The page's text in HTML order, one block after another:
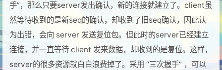
手”，那么只要server发出确认，新的连接就建立了。client虽
然等待收到的是新seq的确认，却收到了旧seq确认，因此认
为出错，会向 server 发送复位包。但此时的server已经建立
连接，并一直等待 client 发来数据，却收到的是复位。这样，
server的很多资源就白白浪费掉了。采用 “三次握手” ，可以